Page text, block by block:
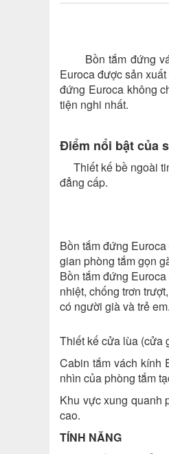
Bồn tắm đứng
Euroca được sản
đứng Euroca không
tiện nghi nhất.
Điểm nổi bật của
Thiết kế bề ngoài
đẳng cấp.
Bồn tắm đứng
gian phòng tắm gọn
Bồn tắm đứng
nhiệt, chống trơn
có người già và trẻ
Thiết kế cửa lùa (cửa
Cabin tắm vách kính
nhìn của phòng tắm
Khu vực xung quanh
cao.
TÍNH NĂNG